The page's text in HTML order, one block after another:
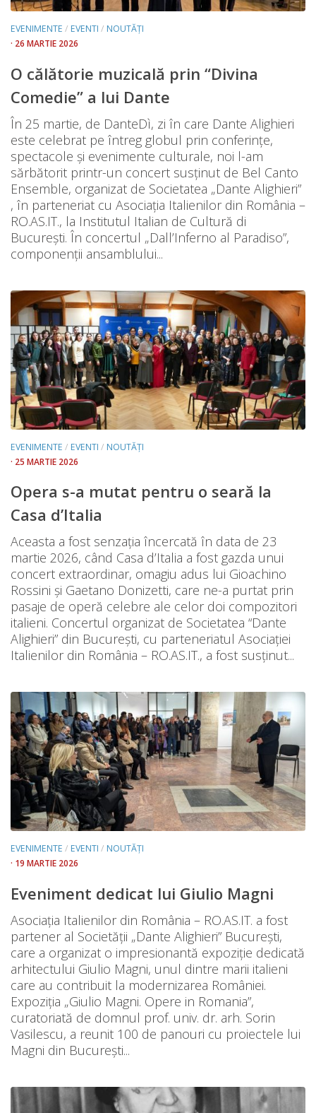
EVENIMENTE / EVENTI / NOUTĂȚI
· 26 MARTIE 2026
O călătorie muzicală prin “Divina
Comedie” a lui Dante
În 25 martie, de DanteDì, zi în care Dante Alighieri
este celebrat pe întreg globul prin conferințe,
spectacole și evenimente culturale, noi l-am
sărbătorit printr-un concert susținut de Bel Canto
Ensemble, organizat de Societatea „Dante Alighieri”
, în parteneriat cu Asociația Italienilor din România –
RO.AS.IT., la Institutul Italian de Cultură di
București. În concertul „Dall’Inferno al Paradiso”,
componenții ansamblului...
EVENIMENTE / EVENTI / NOUTĂȚI
· 25 MARTIE 2026
Opera s-a mutat pentru o seară la
Casa d’Italia
Aceasta a fost senzația încercată în data de 23
martie 2026, când Casa d’Italia a fost gazda unui
concert extraordinar, omagiu adus lui Gioachino
Rossini și Gaetano Donizetti, care ne-a purtat prin
pasaje de operă celebre ale celor doi compozitori
italieni. Concertul organizat de Societatea “Dante
Alighieri” din București, cu parteneriatul Asociației
Italienilor din România – RO.AS.IT., a fost susținut...
EVENIMENTE / EVENTI / NOUTĂȚI
· 19 MARTIE 2026
Eveniment dedicat lui Giulio Magni
Asociația Italienilor din România – RO.AS.IT. a fost
partener al Societății „Dante Alighieri” București,
care a organizat o impresionantă expoziție dedicată
arhitectului Giulio Magni, unul dintre marii italieni
care au contribuit la modernizarea României.
Expoziția „Giulio Magni. Opere in Romania”,
curatoriată de domnul prof. univ. dr. arh. Sorin
Vasilescu, a reunit 100 de panouri cu proiectele lui
Magni din București...